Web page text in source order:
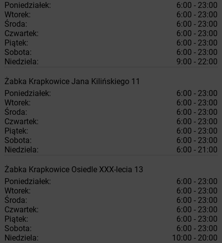
Poniedziałek:
6:00 - 23:00
Wtorek:
6:00 - 23:00
Środa:
6:00 - 23:00
Czwartek:
6:00 - 23:00
Piątek:
6:00 - 23:00
Sobota:
6:00 - 23:00
Niedziela:
9:00 - 22:00
Żabka Krapkowice Jana Kilińskiego 11
Poniedziałek:
6:00 - 23:00
Wtorek:
6:00 - 23:00
Środa:
6:00 - 23:00
Czwartek:
6:00 - 23:00
Piątek:
6:00 - 23:00
Sobota:
6:00 - 23:00
Niedziela:
6:00 - 21:00
Żabka Krapkowice Osiedle XXX-lecia 13
Poniedziałek:
6:00 - 23:00
Wtorek:
6:00 - 23:00
Środa:
6:00 - 23:00
Czwartek:
6:00 - 23:00
Piątek:
6:00 - 23:00
Sobota:
6:00 - 23:00
Niedziela:
10:00 - 20:00